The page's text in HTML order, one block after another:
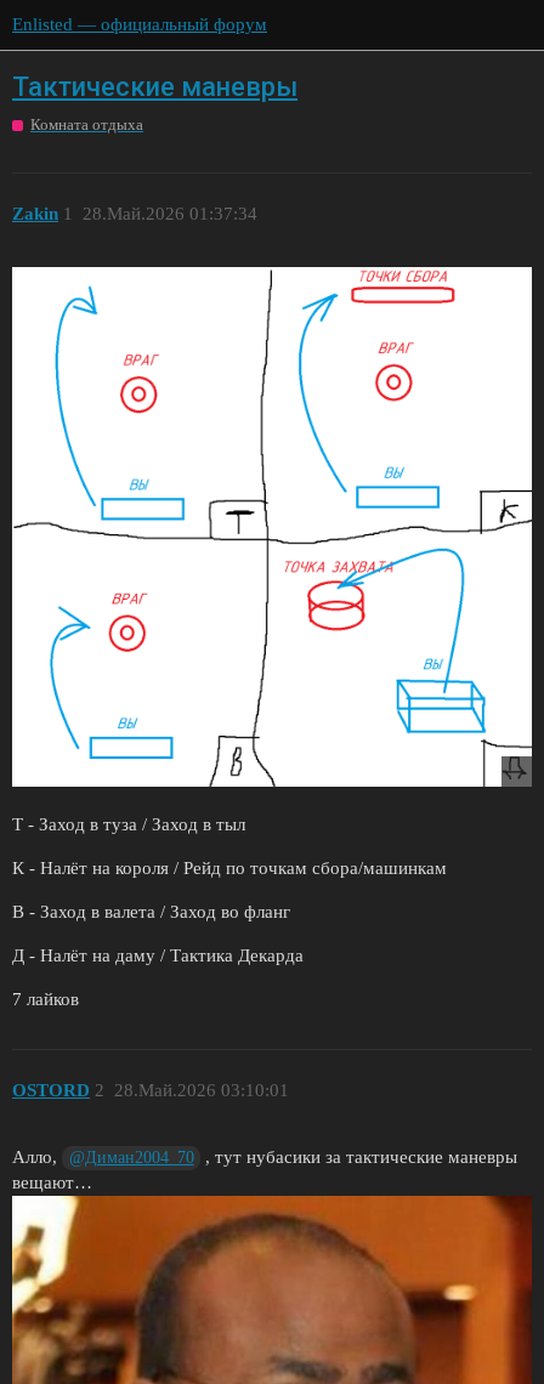
Enlisted — официальный форум
Тактические маневры
Комната отдыха
Zakin 28.Май.2026 01:37:34
1
Т - Заход в туза / Заход в тыл
К - Налёт на короля / Рейд по точкам сбора/машинкам
В - Заход в валета / Заход во фланг
Д - Налёт на даму / Тактика Декарда
7 лайков
OSTORD 28.Май.2026 03:10:01
2
Алло, @Диман2004_70
, тут нубасики за тактические маневры
вещают…